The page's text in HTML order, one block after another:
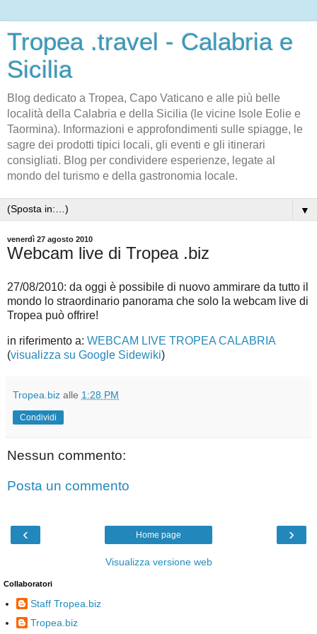
Tropea .travel - Calabria e
Sicilia
Blog dedicato a Tropea, Capo Vaticano e alle più belle
località della Calabria e della Sicilia (le vicine Isole Eolie e
Taormina). Informazioni e approfondimenti sulle spiagge, le
sagre dei prodotti tipici locali, gli eventi e gli itinerari
consigliati. Blog per condividere esperienze, legate al
mondo del turismo e della gastronomia locale.
▼
venerdì 27 agosto 2010
Webcam live di Tropea .biz
27/08/2010: da oggi è possibile di nuovo ammirare da tutto il
mondo lo straordinario panorama che solo la webcam live di
Tropea può offrire!
in riferimento a: WEBCAM LIVE TROPEA CALABRIA
(visualizza su Google Sidewiki)
Tropea.biz alle 1:28 PM
Condividi
Nessun commento:
Posta un commento
‹ ›
Home page
Visualizza versione web
Collaboratori
Staff Tropea.biz
Tropea.biz